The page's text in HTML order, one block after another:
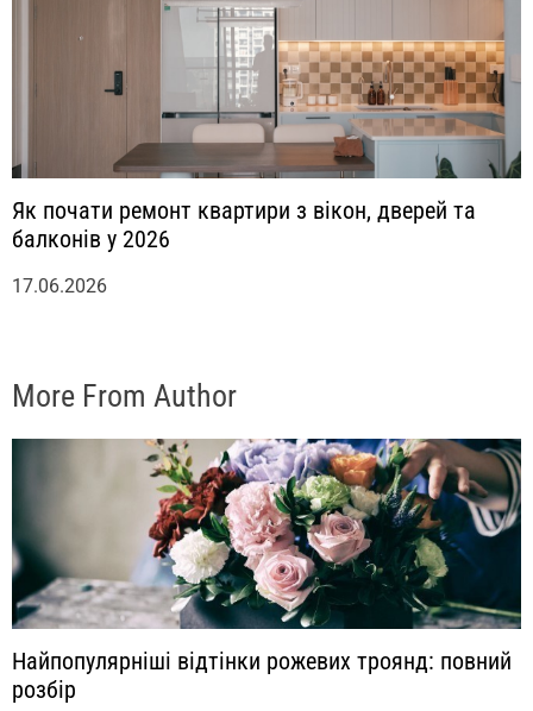
Як почати ремонт квартири з вікон, дверей та
балконів у 2026
17.06.2026
More From Author
Найпопулярніші відтінки рожевих троянд: повний
розбір